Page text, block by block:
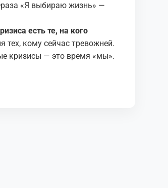
«Я выбираю жизнь» —
есть те, на кого
кому сейчас тревожней.
кризисы — это время «мы».